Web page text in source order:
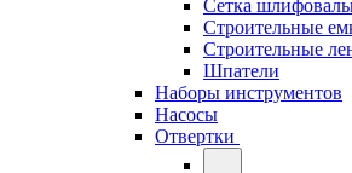
Сетка
Строительные
Строительные
Шпатели
Наборы инструментов
Насосы
Отвертки